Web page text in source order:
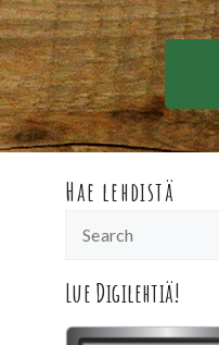
Hae lehdistä
Lue Digilehtiä!